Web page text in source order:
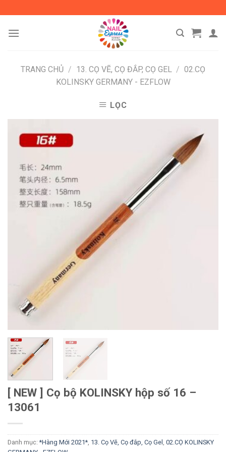
content
TRANG CHỦ / 13. CỌ VẼ, CỌ ĐẮP, CỌ GEL / 02.CỌ
KOLINSKY GERMANY - EZFLOW
LỌC
[ NEW ] Cọ bộ KOLINSKY hộp số 16 –
13061
Danh mục:*Hàng Mới 2021* 13. Cọ Vẽ, Cọ đắp, Cọ Gel 02.CỌ KOLINSKY